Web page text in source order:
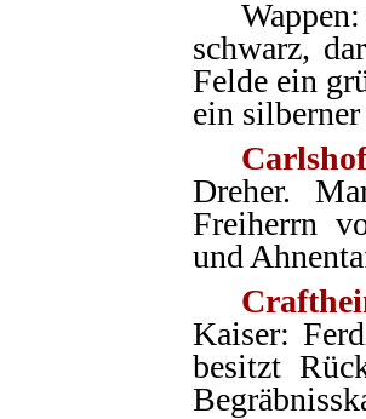
schwarz,
Felde ein
ein
Dreher.
Freiherrn
und
Kaiser:
besitzt